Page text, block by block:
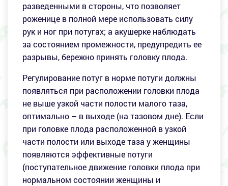
разведенными в стороны, что позволяет
роженице в полной мере использовать силу
рук и ног при потугах; а акушерке наблюдать
за состоянием промежности, предупредить ее
разрывы, бережно принять головку плода.
Регулирование потуг в норме потуги должны
появляться при расположении головки плода
не выше узкой части полости малого таза,
оптимально – в выходе (на тазовом дне). Если
при головке плода расположенной в узкой
части полости или выходе таза у женщины
появляются эффективные потуги
(поступательное движение головки плода при
нормальном состоянии женщины и